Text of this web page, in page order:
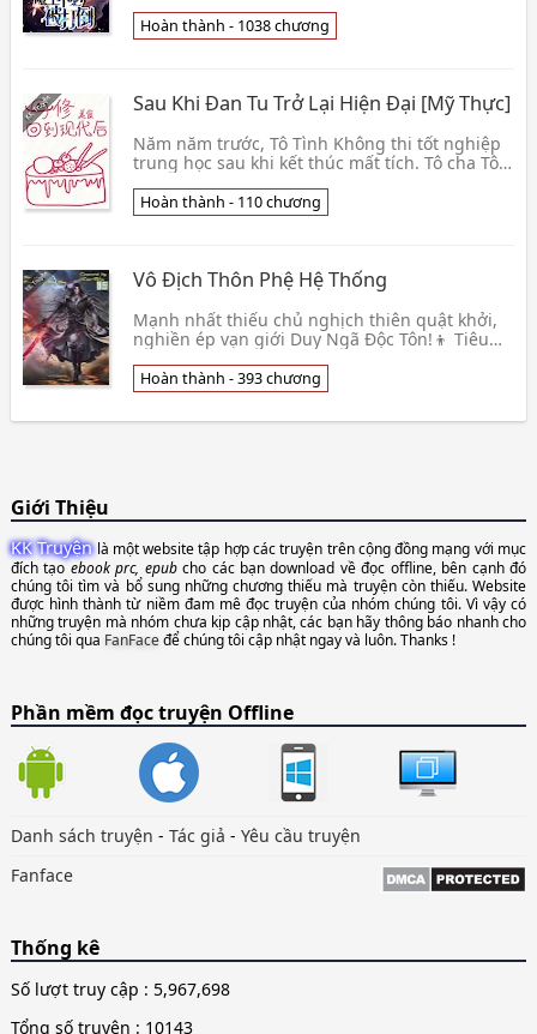
hại th👦 Như Khuynh Như Tố
Hoàn thành - 1038 chương
Sau Khi Đan Tu Trở Lại Hiện Đại [Mỹ Thực]
Năm năm trước, Tô Tình Không thi tốt nghiệp
trung học sau khi kết thúc mất tích. Tô cha Tô
con g👦 Mang Quả Nhãn Kính Nương
Hoàn thành - 110 chương
Vô Địch Thôn Phệ Hệ Thống
Mạnh nhất thiếu chủ nghịch thiên quật khởi,
nghiền ép vạn giới Duy Ngã Độc Tôn!👦 Tiêu
Hoàn thành - 393 chương
Giới Thiệu
KK Truyệnlà một website tập hợp các truyện trên cộng đồng mạng với mục
đích tạoebook prc, epubcho các bạn download về đọc offline, bên cạnh đó
chúng tôi tìm và bổ sung những chương thiếu mà truyện còn thiếu. Website
được hình thành từ niềm đam mê đọc truyện của nhóm chúng tôi. Vì vậy có
những truyện mà nhóm chưa kịp cập nhật, các bạn hãy thông báo nhanh cho
chúng tôi qua FanFaceđể chúng tôi cập nhật ngay và luôn. Thanks !
Phần mềm đọc truyện Offline
Danh sách truyện - Tác giả - Yêu cầu truyện
Fanface
Thống kê
Số lượt truy cập : 5,967,698
Tổng số truyện : 10143